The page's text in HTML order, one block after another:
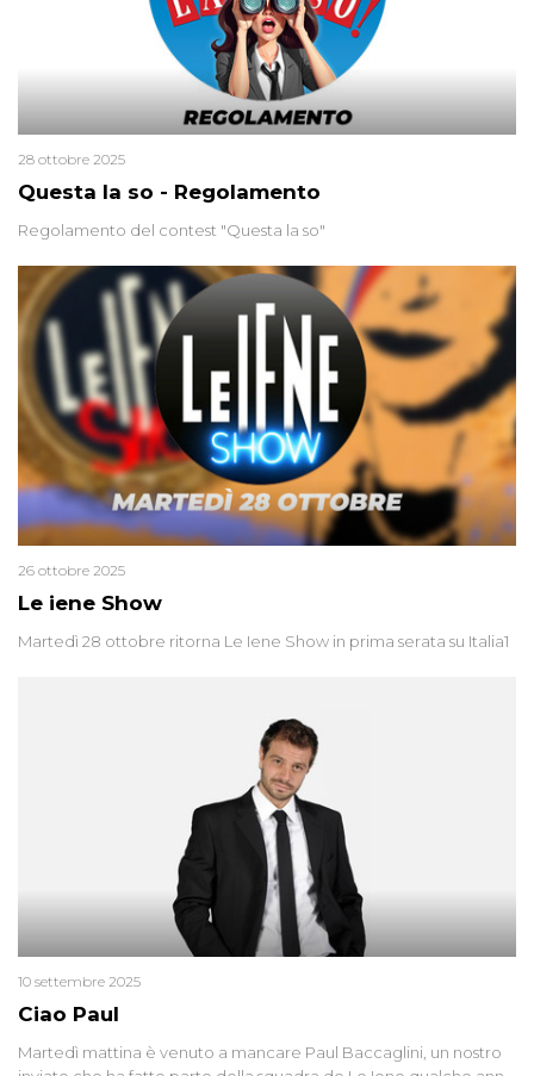
Questa la so - Regolamento
28 ottobre 2025
Regolamento del contest "Questa la so"
Le iene Show
26 ottobre 2025
Martedì 28 ottobre ritorna Le Iene Show in prima serata su Italia1
Ciao Paul
10 settembre 2025
Martedì mattina è venuto a mancare Paul Baccaglini, un nostro